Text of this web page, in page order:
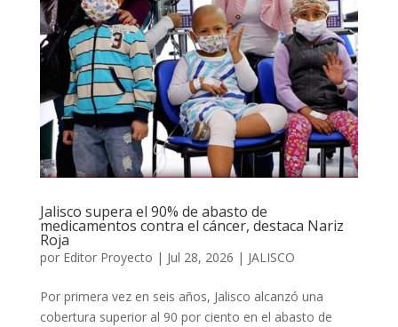
Jalisco supera el 90% de abasto de
medicamentos contra el cáncer, destaca Nariz
Roja
por Editor Proyecto | Jul 28, 2026 | JALISCO
Por primera vez en seis años, Jalisco alcanzó una
cobertura superior al 90 por ciento en el abasto de